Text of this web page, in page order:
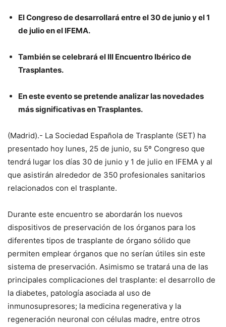
El Congreso de desarrollará entre el 30 de junio y el 1
de julio en el IFEMA.
También se celebrará el III Encuentro Ibérico de
Trasplantes.
En este evento se pretende analizar las novedades
más significativas en Trasplantes.
(Madrid).- La Sociedad Española de Trasplante (SET) ha
presentado hoy lunes, 25 de junio, su 5º Congreso que
tendrá lugar los días 30 de junio y 1 de julio en IFEMA y al
que asistirán alrededor de 350 profesionales sanitarios
relacionados con el trasplante.
Durante este encuentro se abordarán los nuevos
dispositivos de preservación de los órganos para los
diferentes tipos de trasplante de órgano sólido que
permiten emplear órganos que no serían útiles sin este
sistema de preservación. Asimismo se tratará una de las
principales complicaciones del trasplante: el desarrollo de
la diabetes, patología asociada al uso de
inmunosupresores; la medicina regenerativa y la
regeneración neuronal con células madre, entre otros